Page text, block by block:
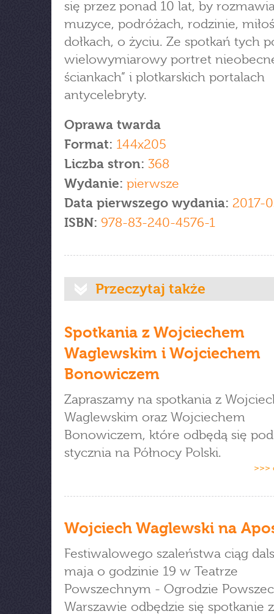
się przez ponad 10 lat, by
muzyce, podróżach, rodzinie,
dołkach, o życiu. Ze spotkań tych
wielowymiarowy portret
ściankach” i plotkarskich portalach
antycelebryty.
Oprawa twarda
Format: 144x205
Liczba stron: 368
Wydanie: pierwsze
Data pierwszego wydania: 2017-
ISBN: 978-83-240-4576-1
Przeczytaj także
Spotkania z Wojciechem
Waglewskim i Wojciechem
Bonowiczem
Zapraszamy na spotkania z
Waglewskim oraz Wojciechem
Bonowiczem, które odbędą się
stycznia na Północy Polski.
>>>
Wojciech Waglewski na
Festiwalowego szaleństwa ciąg
maja o godzinie 19 w Teatrze
Powszechnym - Ogrodzie
Warszawie odbędzie się spotkanie z